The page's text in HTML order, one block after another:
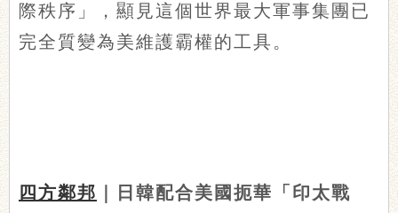
際秩序」，顯見這個世界最大軍事集團已
完全質變為美維護霸權的工具。
四方鄰邦 ｜日韓配合美國扼華「印太戰